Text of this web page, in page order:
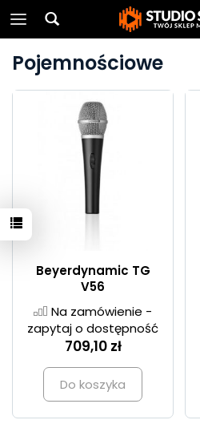
Pojemnościowe
Beyerdynamic TG
V56
Na zamówienie -
zapytaj o dostępność
709,10 zł
Do koszyka